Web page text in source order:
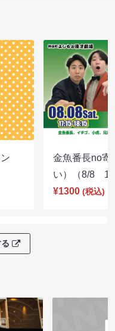
金魚番長no寄
い）（8/8
¥1300 (税込)